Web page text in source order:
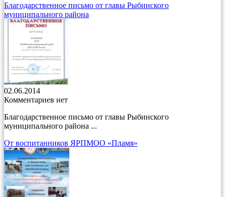
Благодарственное письмо от главы Рыбинского
муниципального района
02.06.2014
Комментариев нет
Благодарственное письмо от главы Рыбинского
муниципального района ...
От воспитанников ЯРПМОО «Пламя»